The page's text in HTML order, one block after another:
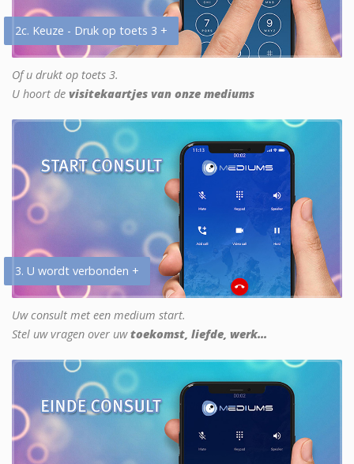
2c. Keuze - Druk op toets 3 +
Of u drukt op toets 3.
U hoort de visitekaartjes van onze mediums
3. U wordt verbonden +
Uw consult met een medium start.
Stel uw vragen over uwtoekomst, liefde, werk...